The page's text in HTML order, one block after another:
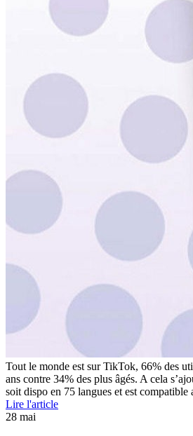
Tout le monde est sur TikTok, 66% des
ans contre 34% des plus âgés. A cela
soit dispo en 75 langues et est compatible
Lire l'article
28 mai